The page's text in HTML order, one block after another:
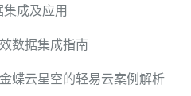
成及应用
数据集成指南
蝶云星空的轻易云案例解析